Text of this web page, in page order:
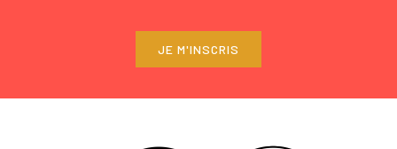
JE M'INSCRIS